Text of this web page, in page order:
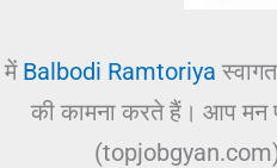
में Balbodi Ramtoriya
की कामना करते हैं। आप
(topjobgyan.com)